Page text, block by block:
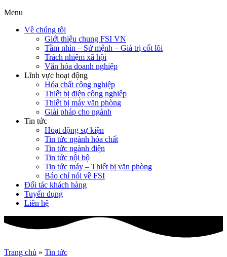
Menu
Về chúng tôi
Giới thiệu chung FSI VN
Tầm nhìn – Sứ mệnh – Giá trị cốt lõi
Trách nhiệm xã hội
Văn hóa doanh nghiệp
Lĩnh vực hoạt động
Hóa chất công nghiệp
Thiết bị điện công nghiêp
Thiết bị máy văn phòng
Giải pháp cho ngành
Tin tức
Hoạt động sự kiện
Tin tức ngành hóa chất
Tin tức ngành điện
Tin tức nội bộ
Tin tức máy – Thiết bị văn phòng
Báo chí nói về FSI
Đối tác khách hàng
Tuyển dụng
Liên hệ
Trang chủ » Tin tức